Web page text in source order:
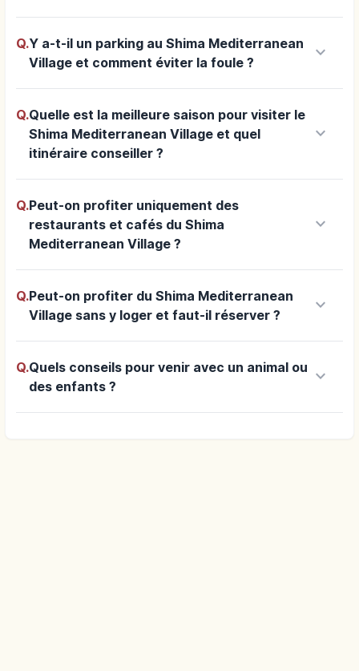
Q.Y a-t-il un parking au Shima Mediterranean
Village et comment éviter la foule ?
keyboard_arrow_down
Q.Quelle est la meilleure saison pour visiter le
Shima Mediterranean Village et quel
itinéraire conseiller ?
keyboard_arrow_down
Q.Peut-on profiter uniquement des
restaurants et cafés du Shima
Mediterranean Village ?
keyboard_arrow_down
Q.Peut-on profiter du Shima Mediterranean
Village sans y loger et faut-il réserver ?
keyboard_arrow_down
Q.Quels conseils pour venir avec un animal ou
des enfants ?
keyboard_arrow_down